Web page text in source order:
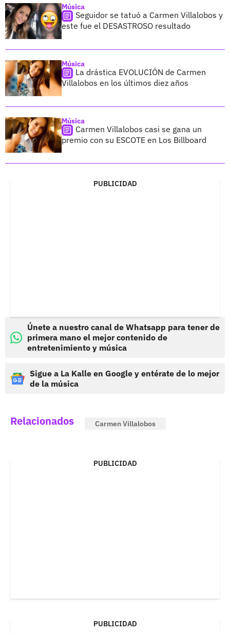
Música
Seguidor se tatuó a Carmen Villalobos y
este fue el DESASTROSO resultado
Música
La drástica EVOLUCIÓN de Carmen
Villalobos en los últimos diez años
Música
Carmen Villalobos casi se gana un
premio con su ESCOTE en Los Billboard
PUBLICIDAD
Únete a nuestro canal de Whatsapp para tener de
primera mano el mejor contenido de
entretenimiento y música
Sigue a La Kalle en Google y entérate de lo mejor
de la música
Relacionados Carmen Villalobos
PUBLICIDAD
PUBLICIDAD